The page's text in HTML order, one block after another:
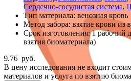
Сердечно-сосудистая система,
Тип материала: венозная кровь
Метод забора: взятие крови из
Срок изготовления:1 рабочий
взятия биоматериала)
9.76 руб.
В цену исследования не входит
материалов и услуга по взятию